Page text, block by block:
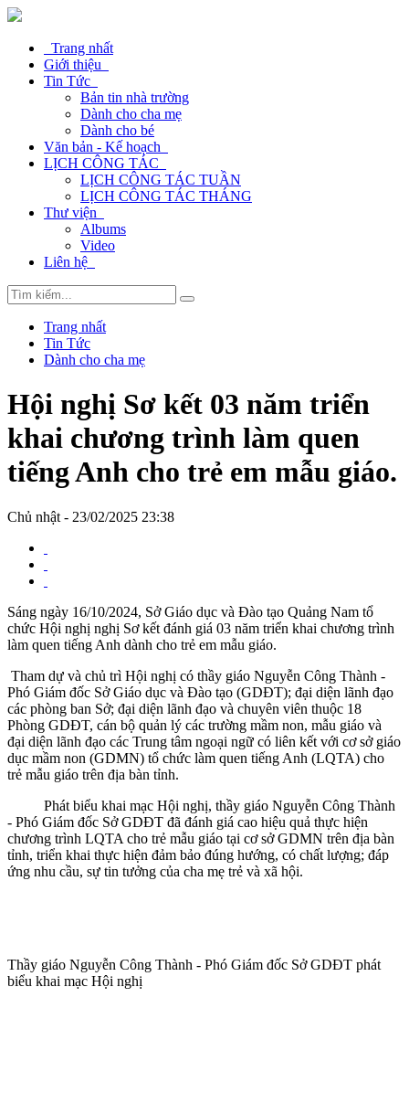
Trang nhất
Giới thiệu
Tin Tức
Bản tin nhà trường
Dành cho cha mẹ
Dành cho bé
Văn bản - Kế hoạch
LỊCH CÔNG TÁC
LỊCH CÔNG TÁC TUẦN
LỊCH CÔNG TÁC THÁNG
Thư viện
Albums
Video
Liên hệ
Trang nhất
Tin Tức
Dành cho cha mẹ
Hội nghị Sơ kết 03 năm triển
khai chương trình làm quen
tiếng Anh cho trẻ em mẫu giáo.
Chủ nhật - 23/02/2025 23:38
Sáng ngày 16/10/2024, Sở Giáo dục và Đào tạo Quảng Nam tổ
chức Hội nghị nghị Sơ kết đánh giá 03 năm triển khai chương trình
làm quen tiếng Anh dành cho trẻ em mẫu giáo.
Tham dự và chủ trì Hội nghị có thầy giáo Nguyễn Công Thành -
Phó Giám đốc Sở Giáo dục và Đào tạo (GDĐT); đại diện lãnh đạo
các phòng ban Sở; đại diện lãnh đạo và chuyên viên thuộc 18
Phòng GDĐT, cán bộ quản lý các trường mầm non, mẫu giáo và
đại diện lãnh đạo các Trung tâm ngoại ngữ có liên kết với cơ sở giáo
dục mầm non (GDMN) tổ chức làm quen tiếng Anh (LQTA) cho
trẻ mẫu giáo trên địa bàn tỉnh.
Phát biểu khai mạc Hội nghị, thầy giáo Nguyễn Công Thành
- Phó Giám đốc Sở GDĐT đã đánh giá cao hiệu quả thực hiện
chương trình LQTA cho trẻ mẫu giáo tại cơ sở GDMN trên địa bàn
tỉnh, triển khai thực hiện đảm bảo đúng hướng, có chất lượng; đáp
ứng nhu cầu, sự tin tưởng của cha mẹ trẻ và xã hội.
Thầy giáo Nguyễn Công Thành - Phó Giám đốc Sở GDĐT phát
biểu khai mạc Hội nghị